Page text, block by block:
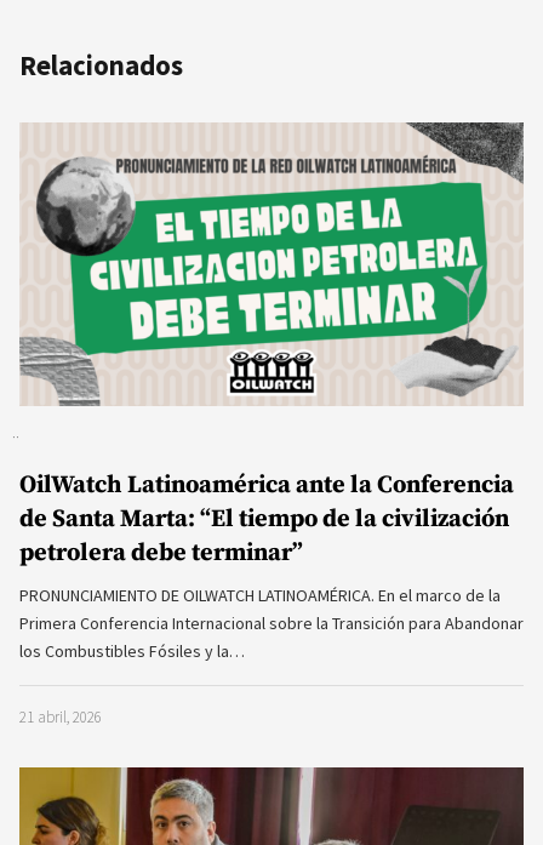
Relacionados
OilWatch Latinoamérica ante la Conferencia
de Santa Marta: “El tiempo de la civilización
petrolera debe terminar”
PRONUNCIAMIENTO DE OILWATCH LATINOAMÉRICA. En el marco de la
Primera Conferencia Internacional sobre la Transición para Abandonar
los Combustibles Fósiles y la…
21 abril, 2026